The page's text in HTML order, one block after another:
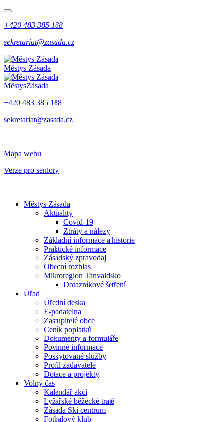
+420 483 385 188
sekretariat@zasada.cz
Městys Zásada
MěstysZásada
+420 483 385 188
sekretariat@zasada.cz
Mapa webu
Verze pro seniory
Městys Zásada
Aktuality
Covid-19
Ztráty a nálezy
Základní informace a historie
Praktické informace
Zásadský zpravodaj
Obecní rozhlas
Mikroregion Tanvaldsko
Dotazníkové šetření
Úřad
Úřední deska
E-podatelna
Zastupitelé obce
Ceník poplatků
Dokumenty a formuláře
Povinné informace
Poskytované služby
Profil zadavatele
Dotace a projekty
Volný čas
Kalendář akcí
Lyžařské běžecké tratě
Zásada Ski centrum
Fotbalový klub